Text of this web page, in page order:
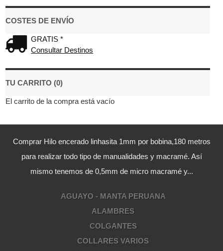
COSTES DE ENVÍO
GRATIS *
Consultar Destinos
TU CARRITO (0)
El carrito de la compra está vacío
Comprar Hilo encerado linhasita 1mm por bobina,180 metros
para realizar todo tipo de manualidades y macramé. Así
mismo tenemos de 0,5mm de micro macramé y...
AGUAYO - MANTA PERUANA
ALAMBRES
COLGANTES
COLLARES VARIOS